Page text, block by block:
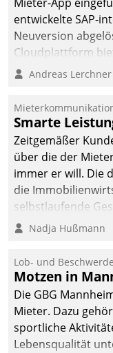
entwickelte SAP-
Neuversion
Cloudplattform
die Funktionalität
integrieren.
Andreas Lerchner
Smarte
Zeitgemäßer
über die der
immer er will. Die
die
selbstlaufende
Kunde und smart
Nadja Hußmann
Lob- und
Motzen in
Die GBG
Mieter. Dazu
sportliche
Lebensqualität